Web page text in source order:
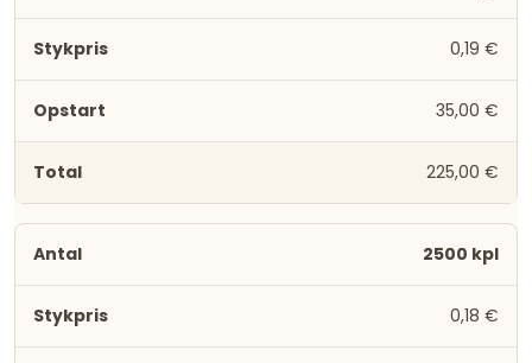
0,19 €
35,00 €
225,00 €
2500 kpl
0,18 €